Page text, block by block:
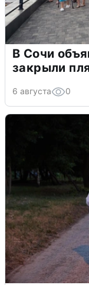
В Сочи
закрыли
6 августа 0